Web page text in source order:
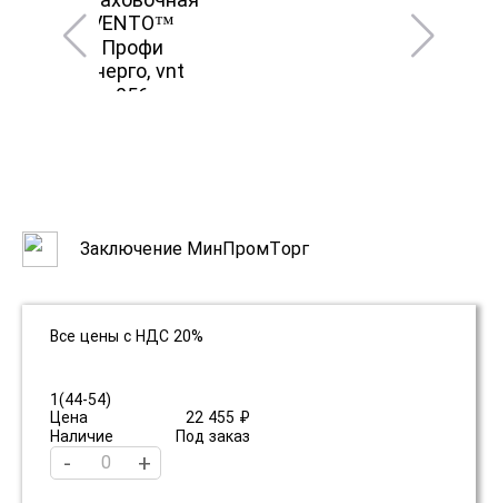
Заключение МинПромТорг
Все цены с НДС 20%
1(44-54)
Цена
22 455 ₽
Наличие
Под заказ
- +